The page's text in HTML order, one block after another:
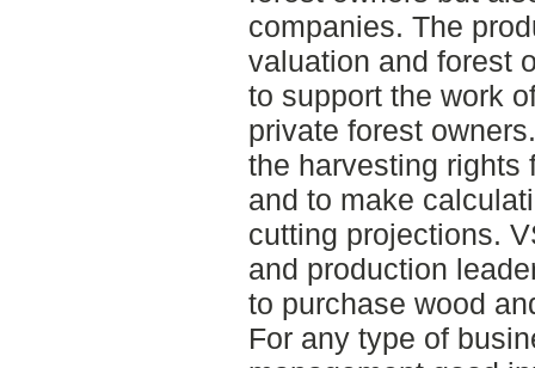
companies. The
valuation and forest
to support the work
private forest
the harvesting rights
and to make
cutting projections.
and production
to purchase wood
For any type of